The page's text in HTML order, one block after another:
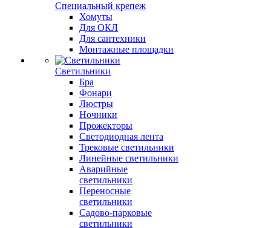
Специальный крепеж
Хомуты
Для ОКЛ
Для сантехники
Монтажные площадки
Светильники
Бра
Фонари
Люстры
Ночники
Прожекторы
Светодиодная лента
Трековые светильники
Линейные светильники
Аварийные
светильники
Переносные
светильники
Садово-парковые
светильники